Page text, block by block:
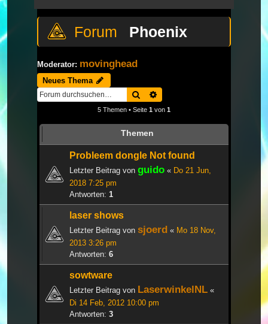
Phoenix
Moderator: movinghead
Neues Thema
Suche
5 Themen • Seite 1 von 1
Themen
Probleem dongle Not found
Letzter Beitrag von guido « Do 21 Jun,
2018 7:25 pm
Antworten: 1
laser shows
Letzter Beitrag von sjoerd « Mo 18 Nov,
2013 3:26 pm
Antworten: 6
sowtware
Letzter Beitrag von LaserwinkelNL «
Di 14 Feb, 2012 10:00 pm
Antworten: 3